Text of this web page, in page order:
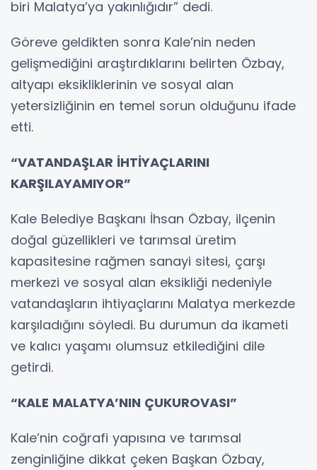
biri Malatya’ya yakınlığıdır” dedi.
Göreve geldikten sonra Kale’nin neden
gelişmediğini araştırdıklarını belirten Özbay,
altyapı eksikliklerinin ve sosyal alan
yetersizliğinin en temel sorun olduğunu ifade
etti.
“VATANDAŞLAR İHTİYAÇLARINI
KARŞILAYAMIYOR”
Kale Belediye Başkanı İhsan Özbay, ilçenin
doğal güzellikleri ve tarımsal üretim
kapasitesine rağmen sanayi sitesi, çarşı
merkezi ve sosyal alan eksikliği nedeniyle
vatandaşların ihtiyaçlarını Malatya merkezde
karşıladığını söyledi. Bu durumun da ikameti
ve kalıcı yaşamı olumsuz etkilediğini dile
getirdi.
“KALE MALATYA’NIN ÇUKUROVASI”
Kale’nin coğrafi yapısına ve tarımsal
zenginliğine dikkat çeken Başkan Özbay,